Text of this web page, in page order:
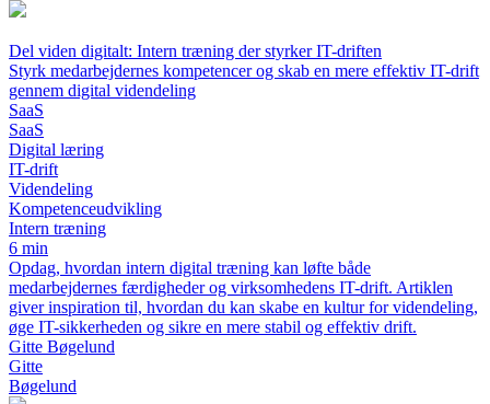
Del viden digitalt: Intern træning der styrker IT-driften
Styrk medarbejdernes kompetencer og skab en mere effektiv IT-drift
gennem digital videndeling
SaaS
SaaS
Digital læring
IT-drift
Videndeling
Kompetenceudvikling
Intern træning
6 min
Opdag, hvordan intern digital træning kan løfte både
medarbejdernes færdigheder og virksomhedens IT-drift. Artiklen
giver inspiration til, hvordan du kan skabe en kultur for videndeling,
øge IT-sikkerheden og sikre en mere stabil og effektiv drift.
Gitte Bøgelund
Gitte
Bøgelund